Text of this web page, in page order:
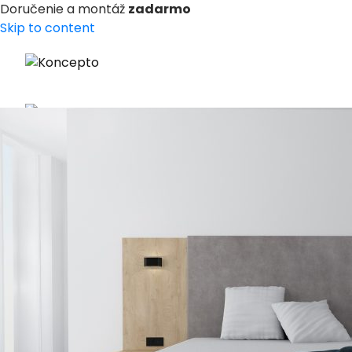
Doručenie a montáž zadarmo
Skip to content
No products in the cart.